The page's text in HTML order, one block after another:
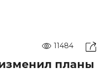
11484
планы